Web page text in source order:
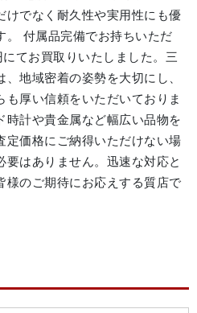
けでなく耐久性や実用性にも優
。 付属品完備でお持ちいただ
てお買取りいたしました。三
地域密着の姿勢を大切にし、
厚い信頼をいただいておりま
時計や貴金属など幅広い品物を
定価格にご納得いただけない場
はありません。迅速な対応と
様のご期待にお応えする質店で